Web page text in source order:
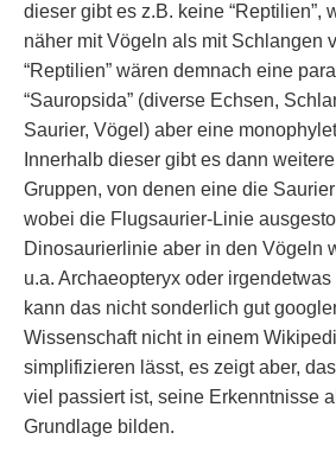
dieser gibt es z.B. keine “Reptilien”,
näher mit Vögeln als mit Schlangen
“Reptilien” wären demnach eine
“Sauropsida” (diverse Echsen,
Saurier, Vögel) aber eine
Innerhalb dieser gibt es dann
Gruppen, von denen eine die
wobei die Flugsaurier-Linie
Dinosaurierlinie aber in den Vögeln
u.a. Archaeopteryx oder
kann das nicht sonderlich gut
Wissenschaft nicht in einem
simplifizieren lässt, es zeigt aber,
viel passiert ist, seine Erkenntnisse
Grundlage bilden.